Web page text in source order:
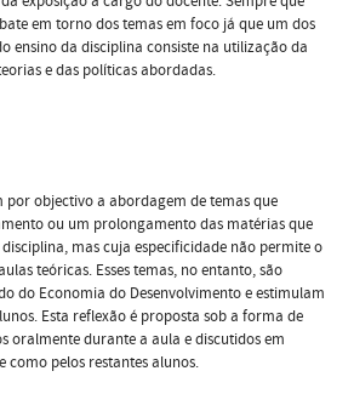
em torno dos temas em foco já que um dos
ensino da disciplina consiste na utilização da
e das políticas abordadas.
por objectivo a abordagem de temas que
ou um prolongamento das matérias que
mas cuja especificidade não permite o
teóricas. Esses temas, no entanto, são
do Economia do Desenvolvimento e estimulam
Esta reflexão é proposta sob a forma de
oralmente durante a aula e discutidos em
como pelos restantes alunos.